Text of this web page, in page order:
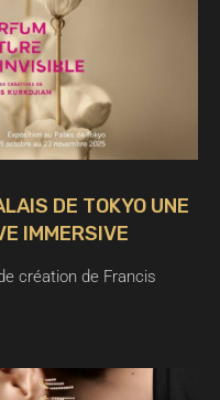
DE TOKYO UNE
IMMERSIVE
création de Francis